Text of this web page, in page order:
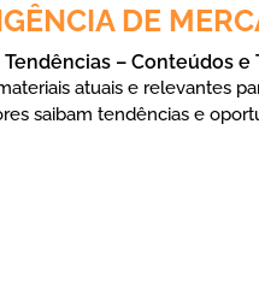
DE
– Conteúdos
atuais e relevantes
saibam tendências e